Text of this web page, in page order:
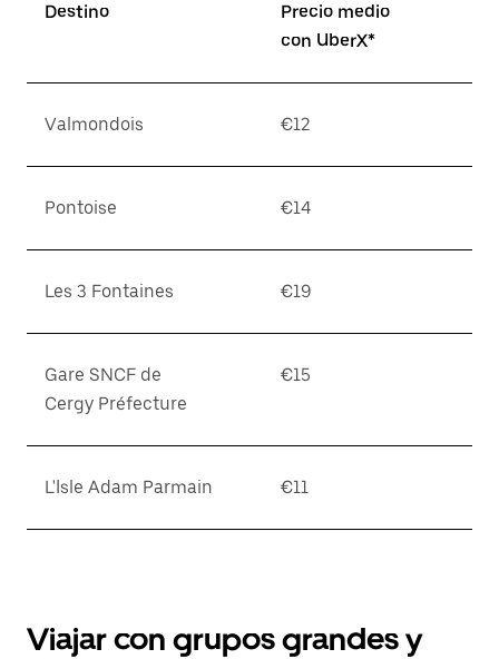
Destino
Precio medio
con UberX*
Valmondois €12
Pontoise €14
Les 3 Fontaines €19
Gare SNCF de
Cergy Préfecture
€15
L'Isle Adam Parmain €11
Viajar con grupos grandes y